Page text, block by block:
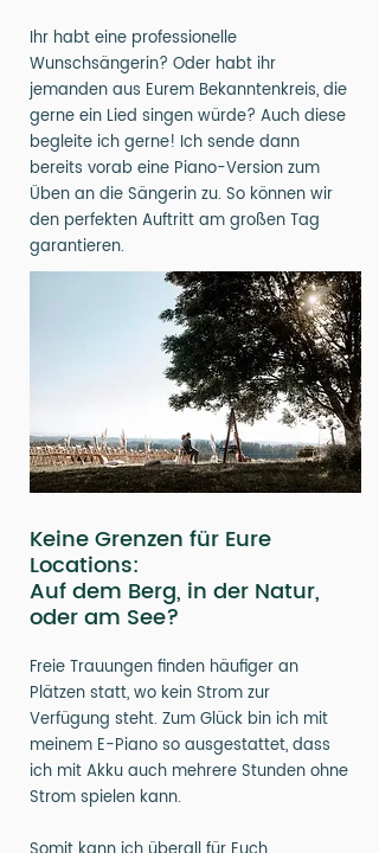
Ihr habt eine professionelle
Wunschsängerin? Oder habt ihr
jemanden aus Eurem Bekanntenkreis, die
gerne ein Lied singen würde? Auch diese
begleite ich gerne! Ich sende dann
bereits vorab eine Piano-Version zum
Üben an die Sängerin zu. So können wir
den perfekten Auftritt am großen Tag
garantieren.
Keine Grenzen für Eure
Locations:
Auf dem Berg, in der Natur,
oder am See?
Freie Trauungen finden häufiger an
Plätzen statt, wo kein Strom zur
Verfügung steht. Zum Glück bin ich mit
meinem E-Piano so ausgestattet, dass
ich mit Akku auch mehrere Stunden ohne
Strom spielen kann.